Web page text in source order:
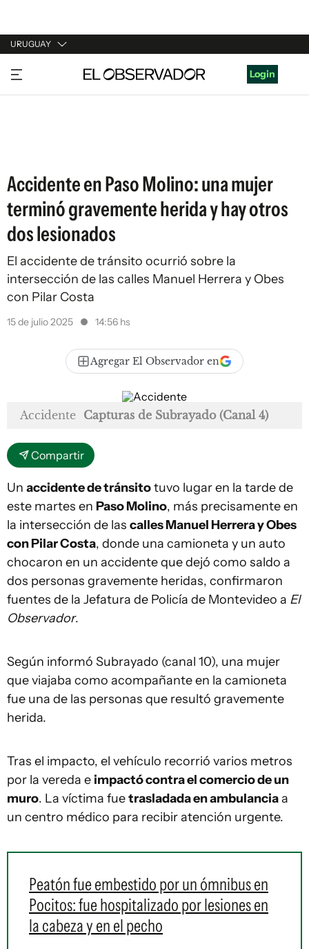
URUGUAY
URUGUAY
ARGENTINA
Login
Accidente en Paso Molino: una mujer
terminó gravemente herida y hay otros
dos lesionados
El accidente de tránsito ocurrió sobre la
intersección de las calles Manuel Herrera y Obes
con Pilar Costa
15 de julio 2025 14:56 hs
Agregar El Observador en
Accidente Capturas de Subrayado (Canal 4)
Compartir
Un accidente de tránsitotuvo lugar en la tarde de
este martes en Paso Molino, más precisamente en
la intersección de las calles Manuel Herrera y Obes
con Pilar Costa, donde una camioneta y un auto
chocaron en un accidente que dejó como saldo a
dos personas gravemente heridas, confirmaron
fuentes de la Jefatura de Policía de Montevideo a El
Observador.
Según informó Subrayado (canal 10), una mujer
que viajaba como acompañante en la camioneta
fue una de las personas que resultó gravemente
herida.
Tras el impacto, el vehículo recorrió varios metros
por la vereda e impactó contra el comercio de un
muro. La víctima fuetrasladada en ambulanciaa
un centro médico para recibir atención urgente.
Peatón fue embestido por un ómnibus en
Pocitos: fue hospitalizado por lesiones en
la cabeza y en el pecho